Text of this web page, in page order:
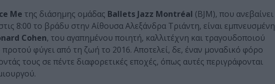
Me της διάσημης ομάδας Ballets Jazz Montréal (BJM), που ανεβαίνει
8:00 το βράδυ στην Αίθουσα Αλεξάνδρα Τριάντη, είναι εμπνευσμένη
Cohen, του αγαπημένου ποιητή, καλλιτέχνη και τραγουδοποιού
φύγει από τη ζωή το 2016. Αποτελεί, δε, έναν μοναδικό φόρο
τους σε πέντε διαφορετικές εποχές, όπως αυτές περιγράφονται